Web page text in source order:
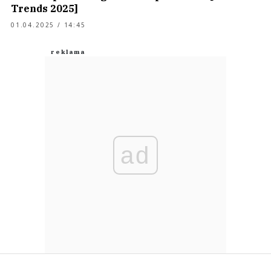
Trends 2025]
01.04.2025 / 14:45
ad